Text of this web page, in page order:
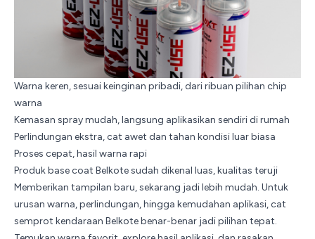
Warna keren, sesuai keinginan pribadi, dari ribuan pilihan chip
warna
Kemasan spray mudah, langsung aplikasikan sendiri di rumah
Perlindungan ekstra, cat awet dan tahan kondisi luar biasa
Proses cepat, hasil warna rapi
Produk base coat Belkote sudah dikenal luas, kualitas teruji
Memberikan tampilan baru, sekarang jadi lebih mudah. Untuk
urusan warna, perlindungan, hingga kemudahan aplikasi, cat
semprot kendaraan Belkotebenar-benar jadi pilihan tepat.